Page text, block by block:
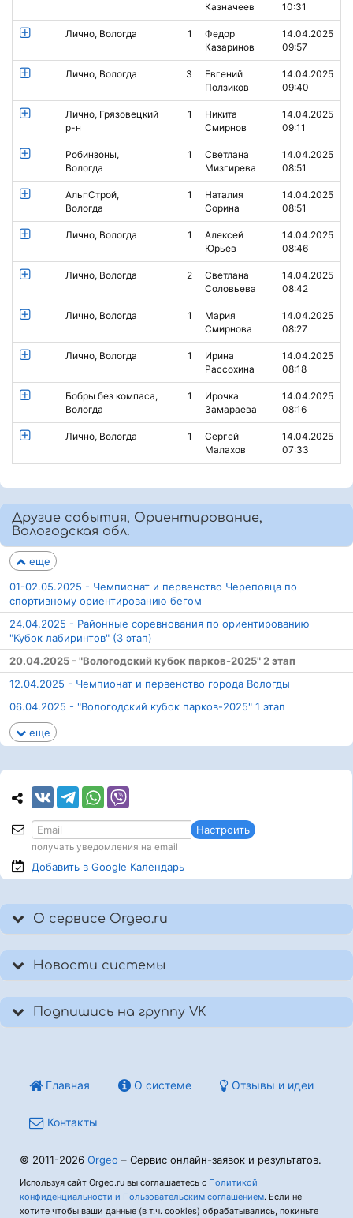
Казначеев
10:31
Лично, Вологда 1
Федор
Казаринов
14.04.2025
09:57
Лично, Вологда 3
Евгений
Ползиков
14.04.2025
09:40
Лично, Грязовецкий
р-н
1
Никита
Смирнов
14.04.2025
09:11
Робинзоны,
Вологда
1
Светлана
Мизгирева
14.04.2025
08:51
АльпСтрой,
Вологда
1
Наталия
Сорина
14.04.2025
08:51
Лично, Вологда 1
Алексей
Юрьев
14.04.2025
08:46
Лично, Вологда 2
Светлана
Соловьева
14.04.2025
08:42
Лично, Вологда 1
Мария
Смирнова
14.04.2025
08:27
Лично, Вологда 1
Ирина
Рассохина
14.04.2025
08:18
Бобры без компаса,
Вологда
1
Ирочка
Замараева
14.04.2025
08:16
Лично, Вологда 1
Сергей
Малахов
14.04.2025
07:33
Другие события, Ориентирование,
Вологодская обл.
еще
01-02.05.2025 - Чемпионат и первенство Череповца по
спортивному ориентированию бегом
24.04.2025 - Районные соревнования по ориентированию
"Кубок лабиринтов" (3 этап)
20.04.2025 - "Вологодский кубок парков-2025" 2 этап
12.04.2025 - Чемпионат и первенство города Вологды
06.04.2025 - "Вологодский кубок парков-2025" 1 этап
еще
Настроить
получать уведомления на email
Добавить в Google Календарь
О сервисе Orgeo.ru
Новости системы
Подпишись на группу VK
Главная О системе Отзывы и идеи
Контакты
© 2011-2026 Orgeo – Сервис онлайн-заявок и результатов.
Используя сайт Orgeo.ru вы соглашаетесь с Политикой
конфиденциальности и Пользовательским соглашением. Если не
хотите чтобы ваши данные (в т.ч. cookies) обрабатывались, покиньте